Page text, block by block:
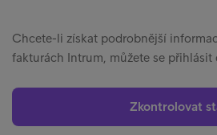
Chcete-li získat podrobnější
fakturách Intrum, můžete se přihlásit
Zkontrolovat